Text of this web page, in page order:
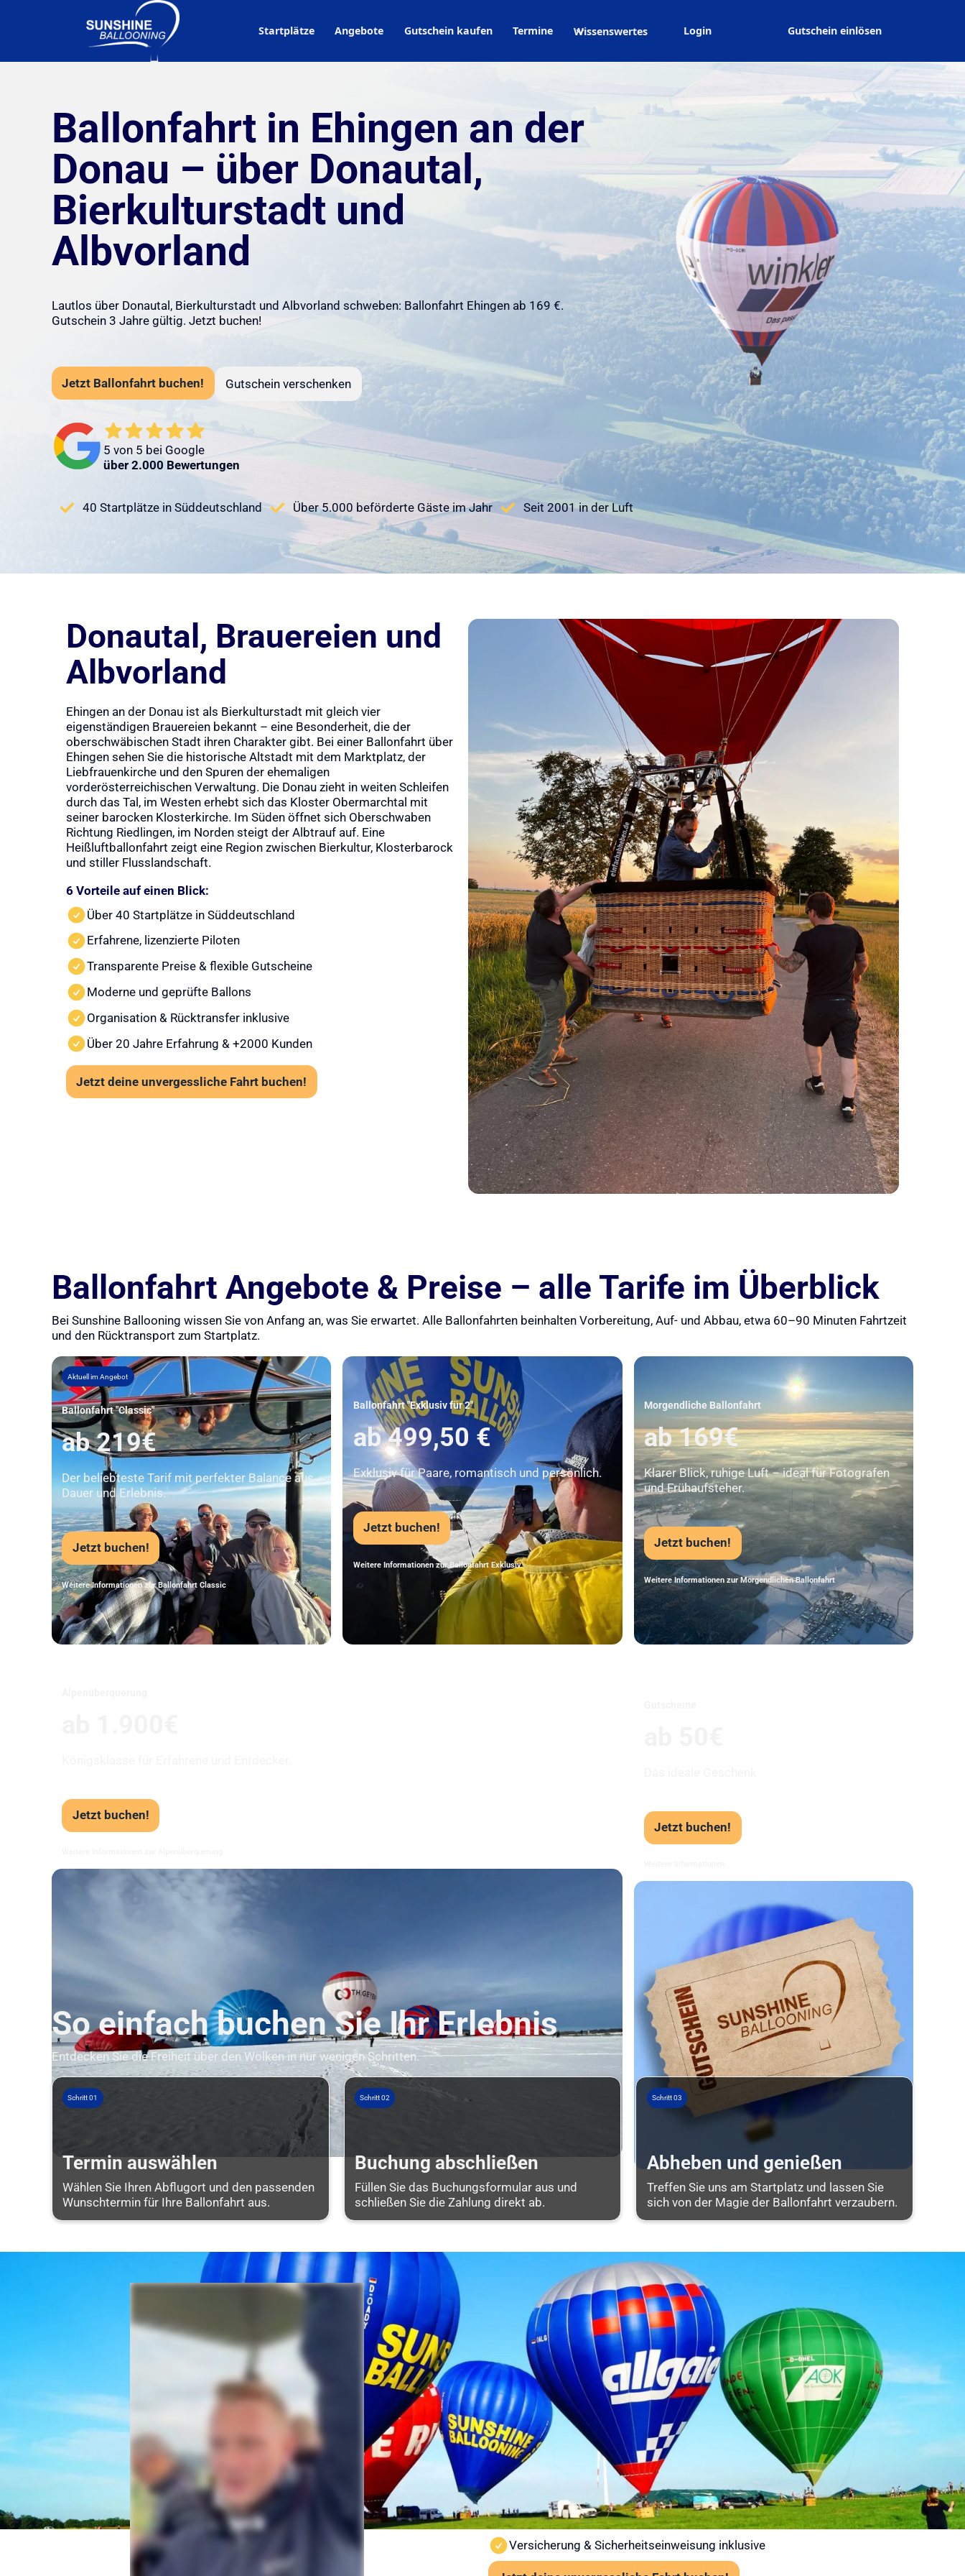
Startplätze Angebote Gutschein kaufen Termine Wissenswertes Login Gutschein einlösen
Ballonfahrt in Ehingen an der
Donau – über Donautal,
Bierkulturstadt und
Albvorland
Lautlos über Donautal, Bierkulturstadt und Albvorland schweben: Ballonfahrt Ehingen ab 169 €.
Gutschein 3 Jahre gültig. Jetzt buchen!
Jetzt Ballonfahrt buchen! Gutschein verschenken
5 von 5 bei Google
über 2.000 Bewertungen
40 Startplätze in Süddeutschland Über 5.000 beförderte Gäste im Jahr Seit 2001 in der Luft
Donautal, Brauereien und
Albvorland
Ehingen an der Donau ist als Bierkulturstadt mit gleich vier
eigenständigen Brauereien bekannt – eine Besonderheit, die der
oberschwäbischen Stadt ihren Charakter gibt. Bei einer Ballonfahrt über
Ehingen sehen Sie die historische Altstadt mit dem Marktplatz, der
Liebfrauenkirche und den Spuren der ehemaligen
vorderösterreichischen Verwaltung. Die Donau zieht in weiten Schleifen
durch das Tal, im Westen erhebt sich das Kloster Obermarchtal mit
seiner barocken Klosterkirche. Im Süden öffnet sich Oberschwaben
Richtung Riedlingen, im Norden steigt der Albtrauf auf. Eine
Heißluftballonfahrt zeigt eine Region zwischen Bierkultur, Klosterbarock
und stiller Flusslandschaft.
6 Vorteile auf einen Blick:
Über 40 Startplätze in Süddeutschland
Erfahrene, lizenzierte Piloten
Transparente Preise & flexible Gutscheine
Moderne und geprüfte Ballons
Organisation & Rücktransfer inklusive
Über 20 Jahre Erfahrung & +2000 Kunden
Jetzt deine unvergessliche Fahrt buchen!
Ballonfahrt Angebote & Preise – alle Tarife im Überblick
Bei Sunshine Ballooning wissen Sie von Anfang an, was Sie erwartet. Alle Ballonfahrten beinhalten Vorbereitung, Auf- und Abbau, etwa 60–90 Minuten Fahrtzeit
und den Rücktransport zum Startplatz.
Aktuell im Angebot
Ballonfahrt "Classic"
ab 219€
Der beliebteste Tarif mit perfekter Balance aus
Dauer und Erlebnis.
Jetzt buchen!
Weitere Informationen zur Ballonfahrt Classic
Unser Beststeller
Ballonfahrt "Exklusiv für 2"
ab 499,50 €
Exklusiv für Paare, romantisch und persönlich.
Jetzt buchen!
Weitere Informationen zur Ballonfahrt Exklusiv
Morgendliche Ballonfahrt
ab 169€
Klarer Blick, ruhige Luft – ideal für Fotografen
und Frühaufsteher.
Jetzt buchen!
Weitere Informationen zur Morgendlichen Ballonfahrt
Jetzt buchen!
Jetzt buchen!
So einfach buchen Sie Ihr Erlebnis
Entdecken Sie die Freiheit über den Wolken in nur wenigen Schritten.
Schritt 01
Termin auswählen
Wählen Sie Ihren Abflugort und den passenden
Wunschtermin für Ihre Ballonfahrt aus.
Schritt 02
Buchung abschließen
Füllen Sie das Buchungsformular aus und
schließen Sie die Zahlung direkt ab.
Schritt 03
Abheben und genießen
Treffen Sie uns am Startplatz und lassen Sie
sich von der Magie der Ballonfahrt verzaubern.
Sicherheit bei Ihrer
Ballonfahrt – Gut
vorbereitet in die Luft
Sicherheit steht bei Sunshine Ballooning an erster Stelle. Jede
Ballonfahrt findet nur bei stabiler Wetterlage statt. Unsere Piloten prüfen
Wind und Sicht vor jedem Start über das Flugwetteramt.
Wichtige Hinweise:
Ab 6 Jahren und mindestens 120 cm Körpergröße
Kein besonderes Schuhwerk erforderlich, aber festes empfohlen
Auch bei leichter Höhenangst problemlos möglich
Versicherung & Sicherheitseinweisung inklusive